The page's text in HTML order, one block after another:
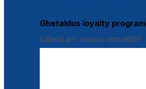
Ghetaldus loyalty program
Uštedi pri svakoj narudžbi!